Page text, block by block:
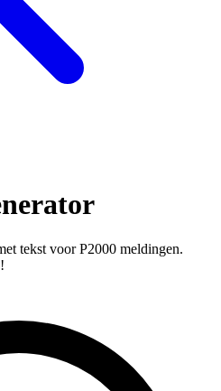
tekst voor P2000 meldingen.